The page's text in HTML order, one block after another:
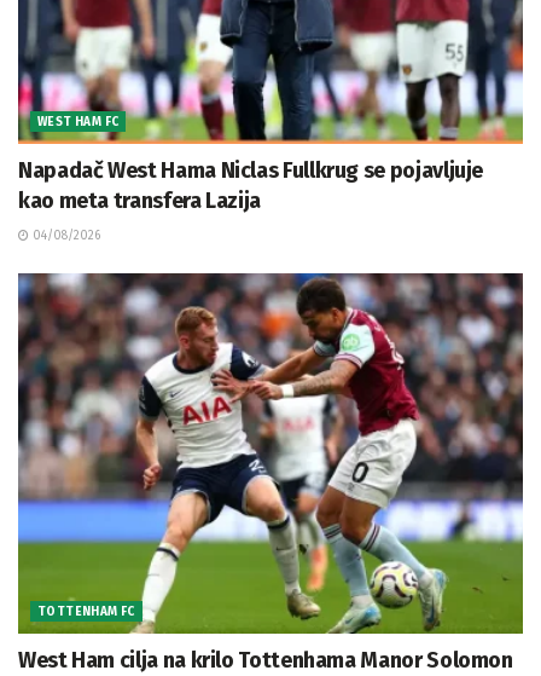
WEST HAM FC
Napadač West Hama Niclas Fullkrug se pojavljuje
kao meta transfera Lazija
04/08/2026
TOTTENHAM FC
West Ham cilja na krilo Tottenhama Manor Solomon